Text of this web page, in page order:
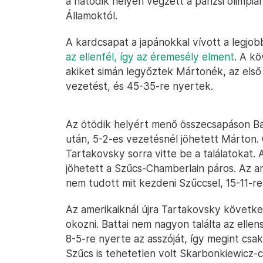
Államoktól.
A kardcsapat a japánokkal vívott a
az ellenfél, így az éremesély elment. A
akiket simán legyőztek Mártonék, az
vezetést, és 45-35-re nyertek.
Az ötödik helyért menő összecsapáson
után, 5-2-es vezetésnél jöhetett
Tartakovsky sorra vitte be a találatokat.
jöhetett a Szűcs-Chamberlain páros. Az
nem tudott mit kezdeni Szűccsel, 15-11-
Az amerikaiknál újra Tartakovsky
okozni. Battai nem nagyon találta az
8-5-re nyerte az asszóját, így megint
Szűcs is tehetetlen volt